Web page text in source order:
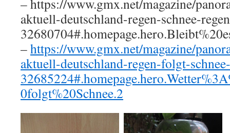
aktuell-deutschland-regen-schnee-
–https://www.gmx.net/magazine/
aktuell-deutschland-regen-folgt-schnee-
0folgt%20Schnee.2